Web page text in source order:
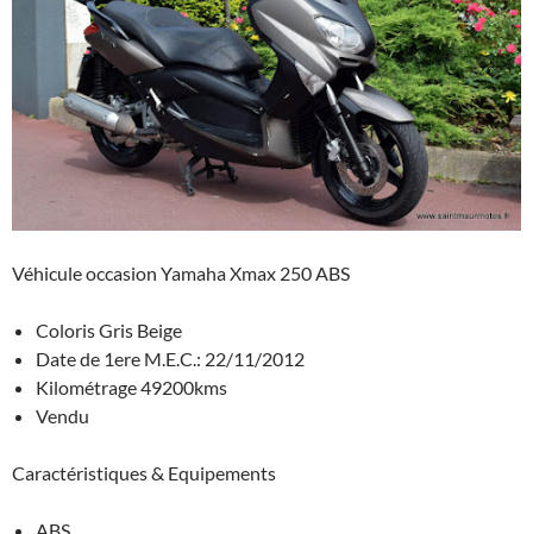
p
p
er o
k
h
at
Véhicule occasion Yamaha Xmax 250 ABS
Coloris Gris Beige
Date de 1ere M.E.C.: 22/11/2012
Kilométrage 49200kms
Vendu
Caractéristiques & Equipements